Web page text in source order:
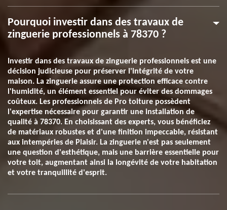
Pourquoi investir dans des travaux de
zinguerie professionnels à 78370 ?
Investir dans des travaux de zinguerie professionnels est une
décision judicieuse pour préserver l'intégrité de votre
maison. La zinguerie assure une protection efficace contre
l'humidité, un élément essentiel pour éviter des dommages
coûteux. Les professionnels de Pro toiture possèdent
l'expertise nécessaire pour garantir une installation de
qualité à 78370. En choisissant des experts, vous bénéficiez
de matériaux robustes et d'une finition impeccable, résistant
aux intempéries de Plaisir. La zinguerie n'est pas seulement
une question d'esthétique, mais une barrière essentielle pour
votre toit, augmentant ainsi la longévité de votre habitation
et votre tranquillité d'esprit.